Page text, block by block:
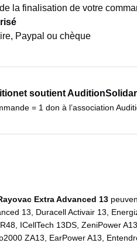
la finalisation de votre
Paypal ou chèque
soutient
= 1 don à l’association
Extra Advanced 13
13, Duracell Activair 13,
ICellTech 13DS, ZeniPower
ZA13, EarPower A13,